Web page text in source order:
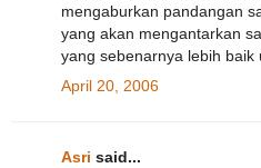
mengaburkan pandangan
yang akan mengantarkan
yang sebenarnya lebih baik
April 20, 2006
Asri said...